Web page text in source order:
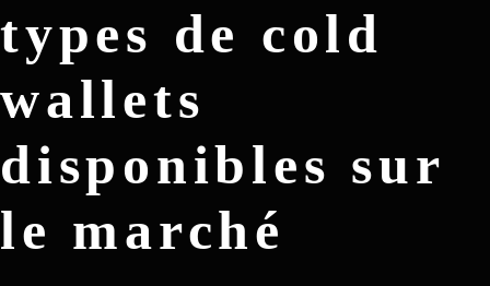
types de cold
wallets
disponibles sur
le marché